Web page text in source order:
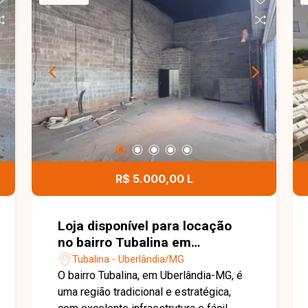
01 vaga de estacionamento na área
comercial. O imóvel possui Habite-se,
proporcionando mais segurança e
regularidade para utilização comercial.
Entre em contato para mais
informações e agende uma visita para
conhecer esta excelente oportunidade.
R$ 5.000,00 L
Loja disponível para locação
no bairro Tubalina em
Uberlândia-MG
Tubalina - Uberlândia/MG
O bairro Tubalina, em Uberlândia-MG, é
uma região tradicional e estratégica,